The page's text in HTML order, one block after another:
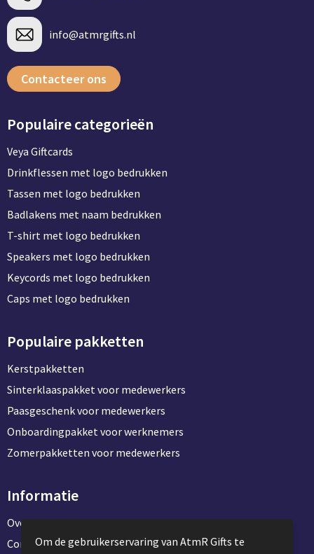
info@atmrgifts.nl
Contacteer ons
Populaire categorieën
Veya Giftcards
Drinkflessen met logo bedrukken
Tassen met logo bedrukken
Badlakens met naam bedrukken
T-shirt met logo bedrukken
Speakers met logo bedrukken
Keycords met logo bedrukken
Caps met logo bedrukken
Populaire pakketten
Kerstpakketten
Sinterklaaspakket voor medewerkers
Paasgeschenk voor medewerkers
Onboardingpakket voor werknemers
Zomerpakketten voor medewerkers
Informatie
Over ons
Contact en klantenservice
Om de gebruikerservaring van AtmR Gifts te